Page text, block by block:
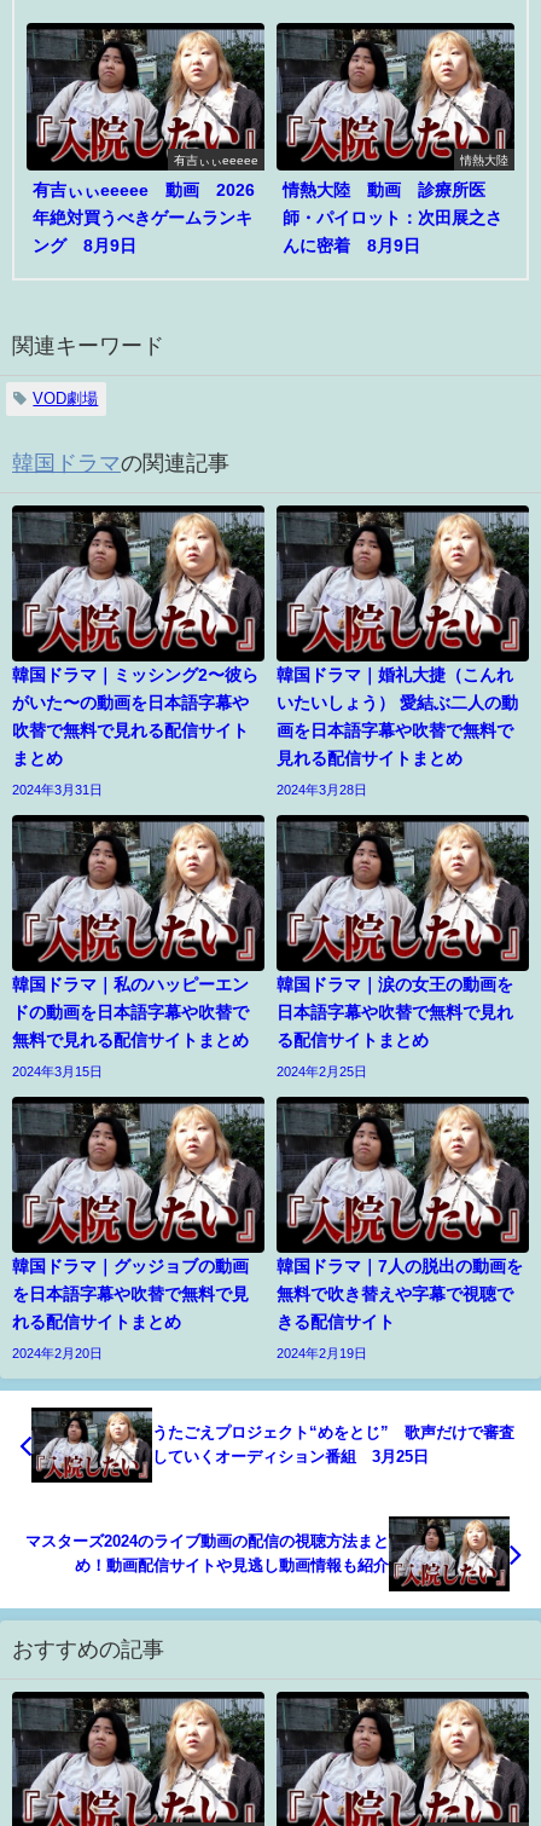
有吉ぃぃeeeee
有吉ぃぃeeeee 動画 2026
年絶対買うべきゲームランキ
ング 8月9日
情熱大陸
情熱大陸 動画 診療所医
師・パイロット：次田展之さ
んに密着 8月9日
関連キーワード
VOD劇場
韓国ドラマの関連記事
韓国ドラマ｜ミッシング2〜彼ら
がいた〜の動画を日本語字幕や
吹替で無料で見れる配信サイト
まとめ
2024年3月31日
韓国ドラマ｜婚礼大捷（こんれ
いたいしょう） 愛結ぶ二人の動
画を日本語字幕や吹替で無料で
見れる配信サイトまとめ
2024年3月28日
韓国ドラマ｜私のハッピーエン
ドの動画を日本語字幕や吹替で
無料で見れる配信サイトまとめ
2024年3月15日
韓国ドラマ｜涙の女王の動画を
日本語字幕や吹替で無料で見れ
る配信サイトまとめ
2024年2月25日
韓国ドラマ｜グッジョブの動画
を日本語字幕や吹替で無料で見
れる配信サイトまとめ
2024年2月20日
韓国ドラマ｜7人の脱出の動画を
無料で吹き替えや字幕で視聴で
きる配信サイト
2024年2月19日
うたごえプロジェクト“めをとじ” 歌声だけで審査
していくオーディション番組 3月25日
マスターズ2024のライブ動画の配信の視聴方法まと
め！動画配信サイトや見逃し動画情報も紹介
おすすめの記事